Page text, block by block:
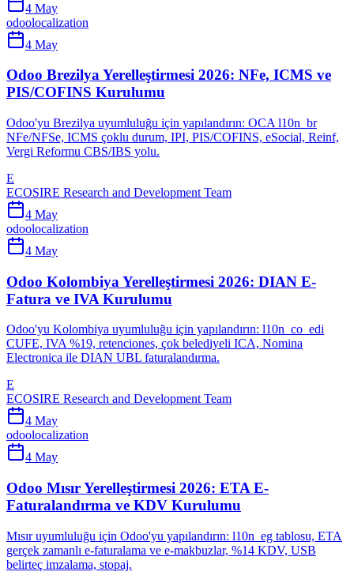
4 May
odoolocalization
4 May
Odoo Brezilya Yerelleştirmesi 2026: NFe, ICMS ve
PIS/COFINS Kurulumu
Odoo'yu Brezilya uyumluluğu için yapılandırın: OCA l10n_br
NFe/NFSe, ICMS çoklu durum, IPI, PIS/COFINS, eSocial, Reinf,
Vergi Reformu CBS/IBS yolu.
E
ECOSIRE Research and Development Team
4 May
odoolocalization
4 May
Odoo Kolombiya Yerelleştirmesi 2026: DIAN E-
Fatura ve IVA Kurulumu
Odoo'yu Kolombiya uyumluluğu için yapılandırın: l10n_co_edi
CUFE, IVA %19, retenciones, çok belediyeli ICA, Nomina
Electronica ile DIAN UBL faturalandırma.
E
ECOSIRE Research and Development Team
4 May
odoolocalization
4 May
Odoo Mısır Yerelleştirmesi 2026: ETA E-
Faturalandırma ve KDV Kurulumu
Mısır uyumluluğu için Odoo'yu yapılandırın: l10n_eg tablosu, ETA
gerçek zamanlı e-faturalama ve e-makbuzlar, %14 KDV, USB
belirteç imzalama, stopaj.